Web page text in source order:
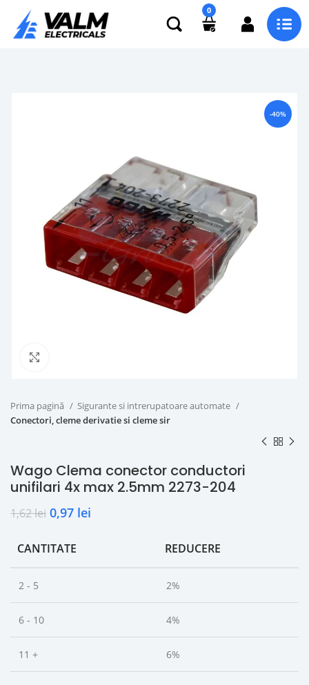
0
-40%
Prima pagină
Sigurante si intrerupatoare automate
Conectori, cleme derivatie si cleme sir
Wago Clema conector conductori
unifilari 4x max 2.5mm 2273-204
1,62lei 0,97 lei
CANTITATE REDUCERE
2 - 5 2%
6 - 10 4%
11 + 6%